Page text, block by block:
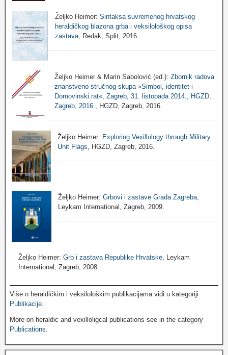
Željko Heimer: Sintaksa suvremenog hrvatskog
heraldičkog blazona grba i veksilološkog opisa
zastava, Redak, Split, 2016.
Željko Heimer & Marin Sabolović (ed.): Zbornik radova
znanstveno-stručnog skupa »Simbol, identitet i
Domovinski rat«, Zagreb, 31. listopada 2014., HGZD,
Zagreb, 2016.
, HGZD, Zagreb, 2016.
Željko Heimer: Exploring Vexillology through Military
Unit Flags , HGZD, Zagreb, 2016.
Željko Heimer: Grbovi i zastave Grada Zagreba
Leykam International, Zagreb, 2009.
Željko Heimer: Grb i zastava Republike Hrvatske , Leykam
International, Zagreb, 2008.
Više o heraldičkim i veksilološkim publikacijama vidi u kategoriji
Publikacije.
More on heraldic and vexilloligcal publications see in the category
Publications.